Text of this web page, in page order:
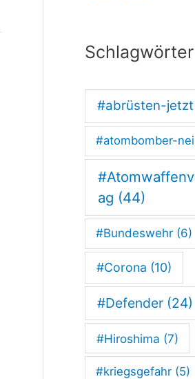
S
i
Schlagwörter
#abrüsten-jetzt
#atombomber-
ag (44)
#Bundeswehr (6)
#Corona (10)
#Defender (24)
#Hiroshima (7)
#kriegsgefahr (5)